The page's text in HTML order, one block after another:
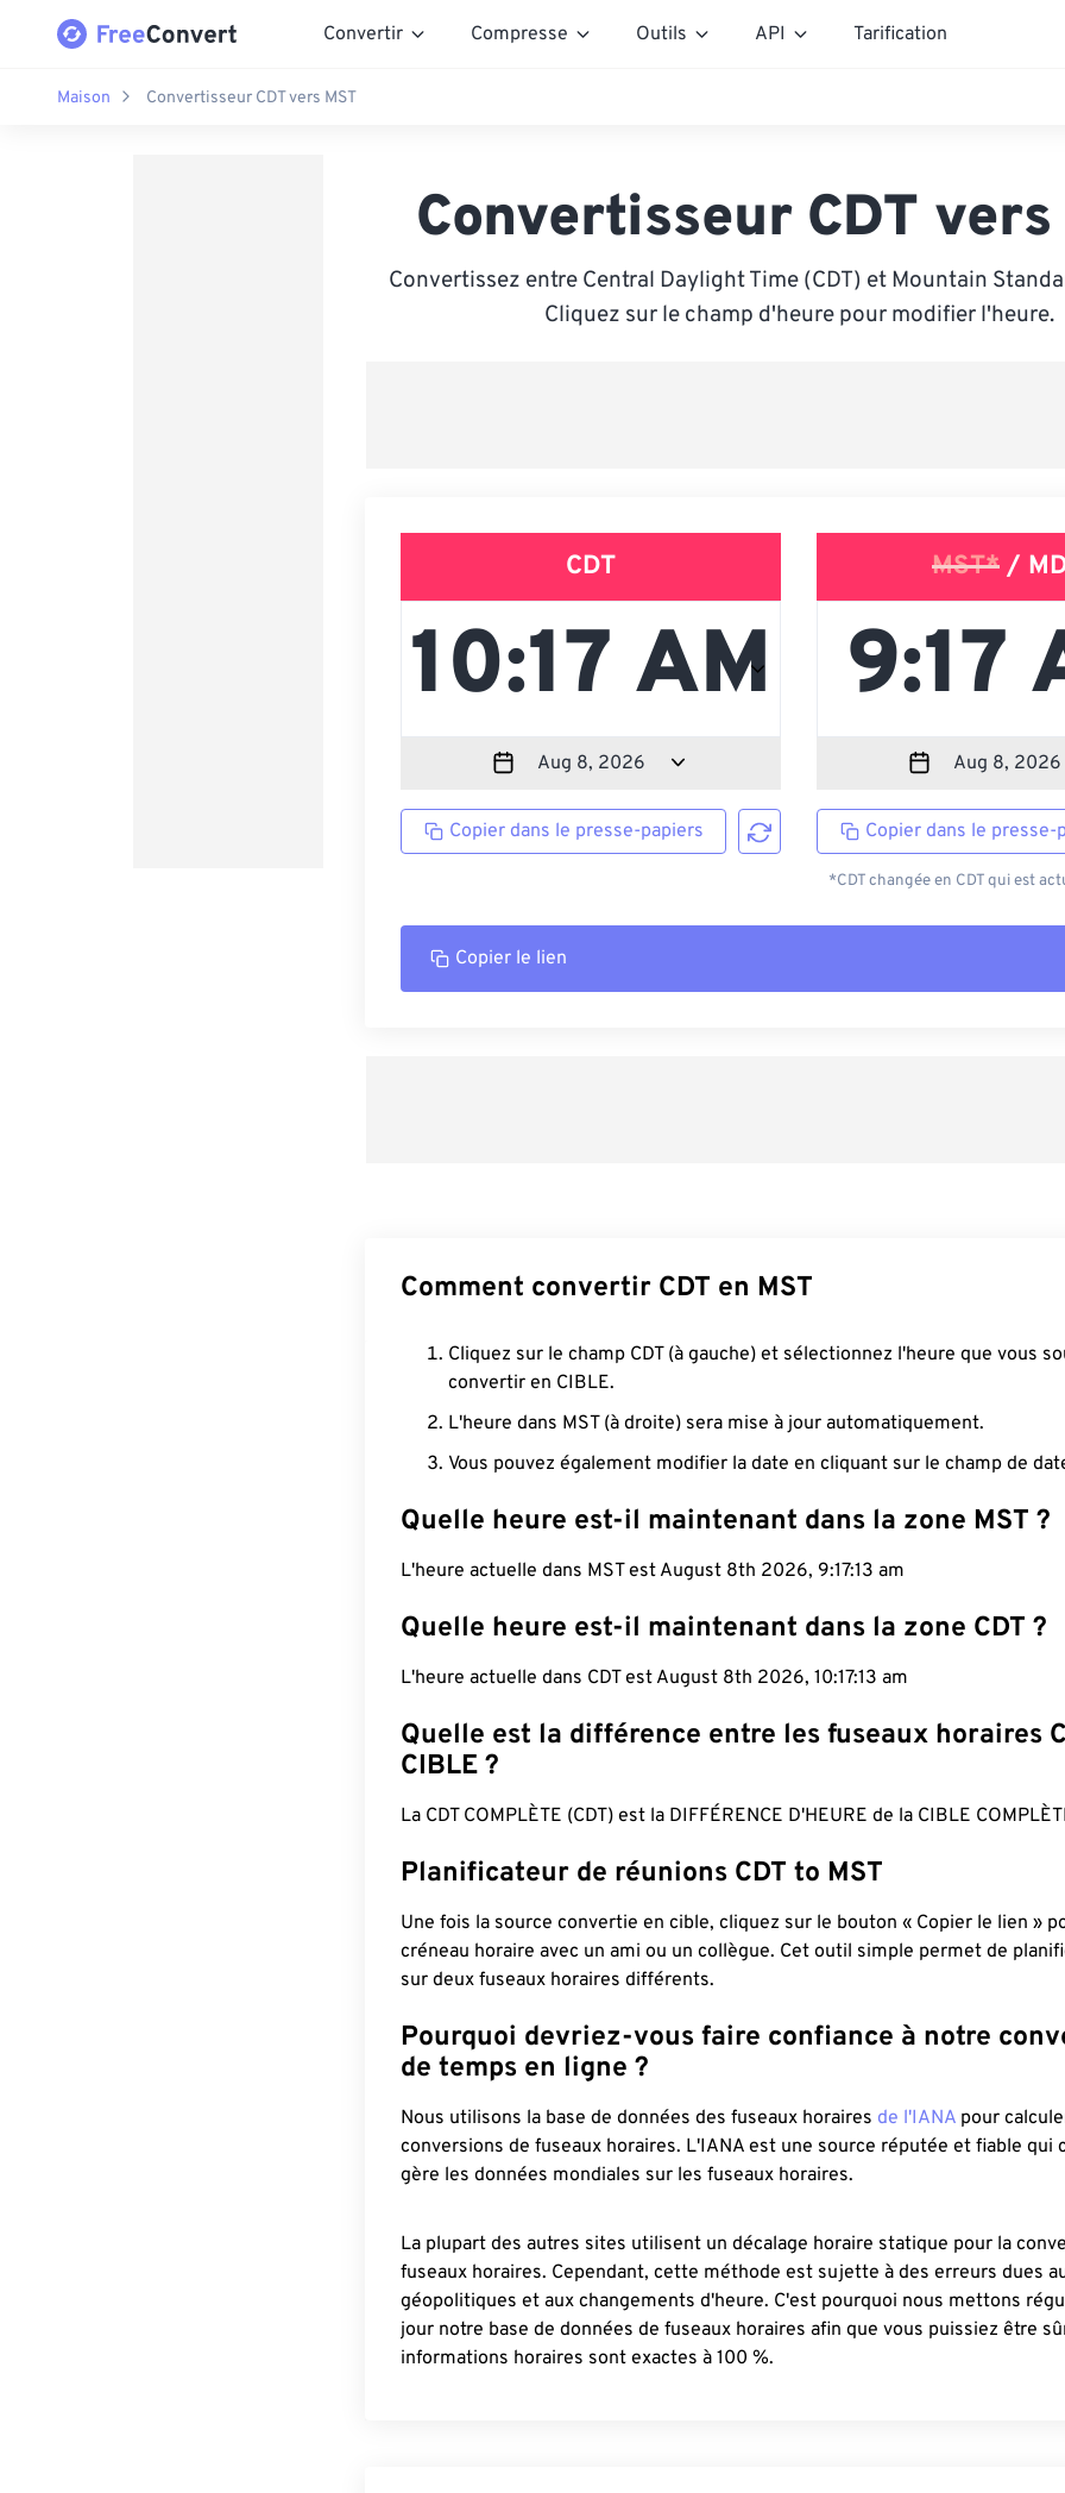
Convertir Compresse Outils API Tarification
Maison Convertisseur CDT vers MST
Convertisseur CDT vers
Convertissez entre Central Daylight Time (CDT) et Mountain
Cliquez sur le champ d'heure pour modifier l'heure.
CDT
Copier dans le presse-papiers
MST*/
Copier dans le presse-
*CDT changée en CDT qui est
Copier le lien
Comment convertir CDT en MST
Cliquez sur le champ CDT (à gauche) et sélectionnez l'heure que vous
convertir en CIBLE.
L'heure dans MST (à droite) sera mise à jour automatiquement.
Vous pouvez également modifier la date en cliquant sur le champ de
Quelle heure est-il maintenant dans la zone MST ?
L'heure actuelle dans MST est August 8th 2026, 9:17:14 am
Quelle heure est-il maintenant dans la zone CDT ?
L'heure actuelle dans CDT est August 8th 2026, 10:17:14 am
Quelle est la différence entre les fuseaux horaires
CIBLE ?
La CDT COMPLÈTE (CDT) est la DIFFÉRENCE D'HEURE de la CIBLE
Planificateur de réunions CDT to MST
Une fois la source convertie en cible, cliquez sur le bouton « Copier le lien »
créneau horaire avec un ami ou un collègue. Cet outil simple permet de
sur deux fuseaux horaires différents.
Pourquoi devriez-vous faire confiance à notre
de temps en ligne ?
Nous utilisons la base de données des fuseaux horaires de l'IANA pour
conversions de fuseaux horaires. L'IANA est une source réputée et fiable qui
gère les données mondiales sur les fuseaux horaires.
La plupart des autres sites utilisent un décalage horaire statique pour la
fuseaux horaires. Cependant, cette méthode est sujette à des erreurs dues
géopolitiques et aux changements d'heure. C'est pourquoi nous mettons
jour notre base de données de fuseaux horaires afin que vous puissiez être
informations horaires sont exactes à 100 %.